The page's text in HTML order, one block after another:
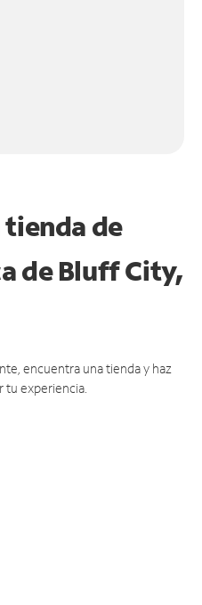
tienda de
de Bluff City,
encuentra una tienda y haz
tu experiencia.